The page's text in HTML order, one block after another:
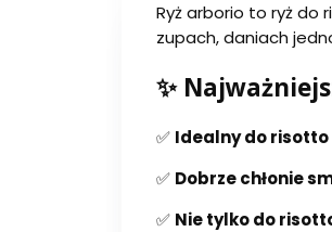
Ryż arborio to ryż do
zupach, daniach
✨
✅ Idealny do risotto
✅ Dobrze chłonie
✅ Nie tylko do